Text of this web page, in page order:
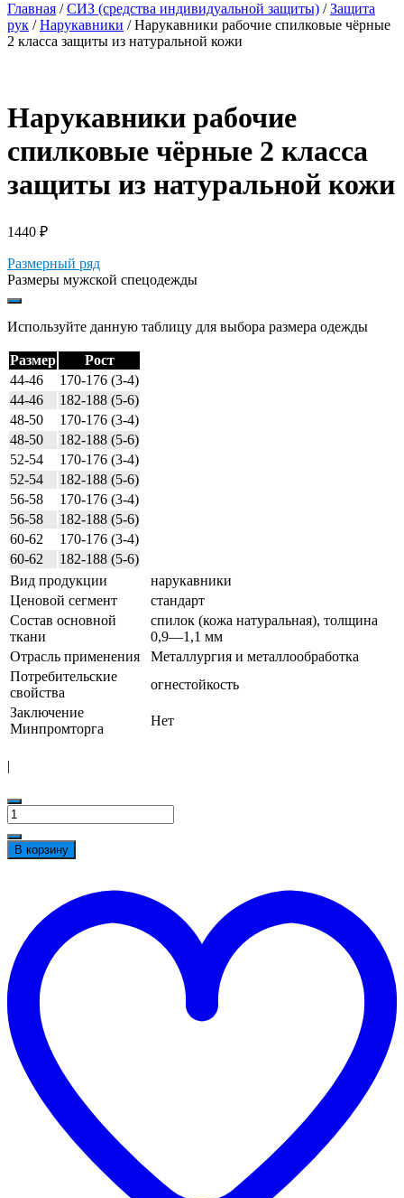
Главная /СИЗ (средства индивидуальной защиты) /Защита
рук /Нарукавники / Нарукавники рабочие спилковые чёрные
2 класса защиты из натуральной кожи
Нарукавники рабочие
спилковые чёрные 2 класса
защиты из натуральной кожи
1440 ₽
Размерный ряд
Размеры мужской спецодежды
Используйте данную таблицу для выбора размера одежды
Размер
Рост
44-46
170-176 (3-4)
44-46
182-188 (5-6)
48-50
170-176 (3-4)
48-50
182-188 (5-6)
52-54
170-176 (3-4)
52-54
182-188 (5-6)
56-58
170-176 (3-4)
56-58
182-188 (5-6)
60-62
170-176 (3-4)
60-62
182-188 (5-6)
Вид продукции
нарукавники
Ценовой сегмент
стандарт
Состав основной
ткани
спилок (кожа натуральная), толщина
0,9—1,1 мм
Отрасль применения
Металлургия и металлообработка
Потребительские
свойства
огнестойкость
Заключение
Минпромторга
Нет
|
Количество
товара
Нарукавники
рабочие
класса
защиты
из
натуральной
кожи
В корзину